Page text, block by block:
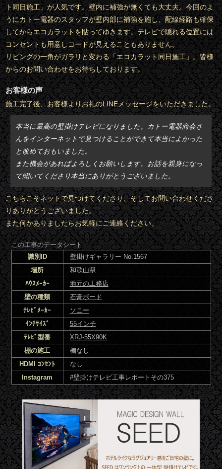
ト同日施工」が人気です。壁内に補強が無くても大丈夫。今回のよ
うにカトー電器のスタッフが壁内部に補強を施し、配線経路も確保
してからエコカラットを貼ってゆきます。テレビで隠れる位置には
コンセントも用意しコードが見えることもありません。
リビングの一角がガラリと変わる「エコカラット同日施工」。皆様
からのお問い合わせをお待ちしております。
お客様の声
施工完了後、お客様よりお礼のLINEメッセージをいただきました。
本当に最高の壁掛けテレビになりました。カトー電器商会さ
んをインターネットで見つけることができて本当によかった
と改めておもいました。
また機会があればよろしくお願いします。お話を親身になっ
て聞いてくださり本当にありがとうございました。
こちらこそネットで見つけてくださり、そしてお問い合わせくださ
りありがとうございました。
また何かありましたらお気軽にご連絡ください。
この工事のデータシート
識別ID
壁掛けギャラリー No.1567
場所
和歌山県
ﾊｳｽﾒｰｶｰ
地元の工務店
壁の種類
石膏ボード
ﾃﾚﾋﾞﾒｰｶｰ
ソニー
ｲﾝﾁｻｲｽﾞ
55インチ
ﾃﾚﾋﾞ型番
XRJ-55X90K
棚の施工
棚なし
HDMI ｺﾝｾﾝﾄ
なし
Instagram
#壁掛けテレビ工事レポートその375